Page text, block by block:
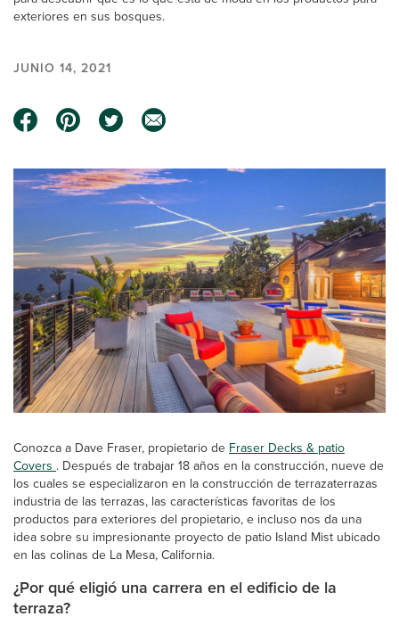
exteriores en sus bosques.
JUNIO 14, 2021
Conozca a Dave Fraser, propietario de Fraser Decks & patio
Covers . Después de trabajar 18 años en la construcción, nueve de
los cuales se especializaron en la construcción de terrazaterrazas
industria de las terrazas, las características favoritas de los
productos para exteriores del propietario, e incluso nos da una
idea sobre su impresionante proyecto de patio Island Mist ubicado
en las colinas de La Mesa, California.
¿Por qué eligió una carrera en el edificio de la
terraza?